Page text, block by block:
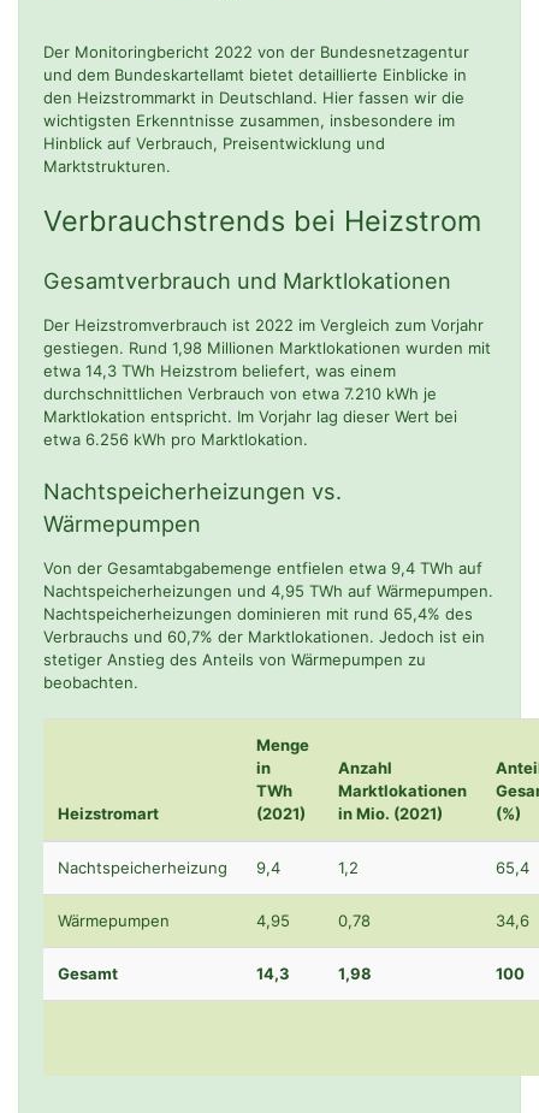
Der Monitoringbericht 2022 von der Bundesnetzagentur
und dem Bundeskartellamt bietet detaillierte Einblicke in
den Heizstrommarkt in Deutschland. Hier fassen wir die
wichtigsten Erkenntnisse zusammen, insbesondere im
Hinblick auf Verbrauch, Preisentwicklung und
Marktstrukturen.
Verbrauchstrends bei Heizstrom
Gesamtverbrauch und Marktlokationen
Der Heizstromverbrauch ist 2022 im Vergleich zum Vorjahr
gestiegen. Rund 1,98 Millionen Marktlokationen wurden mit
etwa 14,3 TWh Heizstrom beliefert, was einem
durchschnittlichen Verbrauch von etwa 7.210 kWh je
Marktlokation entspricht. Im Vorjahr lag dieser Wert bei
etwa 6.256 kWh pro Marktlokation.
Nachtspeicherheizungen vs.
Wärmepumpen
Von der Gesamtabgabemenge entfielen etwa 9,4 TWh auf
Nachtspeicherheizungen und 4,95 TWh auf Wärmepumpen.
Nachtspeicherheizungen dominieren mit rund 65,4% des
Verbrauchs und 60,7% der Marktlokationen. Jedoch ist ein
stetiger Anstieg des Anteils von Wärmepumpen zu
beobachten.
Heizstromart
Menge
in
TWh
(2021)
Anzahl
Marktlokationen
in Mio. (2021)
(%)
Nachtspeicherheizung 9,4 1,2 65,4
Wärmepumpen 4,95 0,78 34,6
Gesamt 14,3 1,98 100